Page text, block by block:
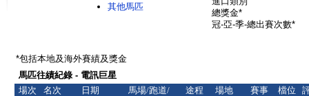
其他馬匹
總獎金*
冠-亞-季-總出賽次數*
*包括本地及海外賽績及獎金
馬匹往績紀錄 - 電訊巨星
場次
名次 日期
馬場/跑道/
途程
場地
賽事
檔位